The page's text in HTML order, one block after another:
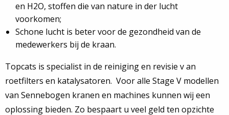
en H2O, stoffen die van nature in der lucht
voorkomen;
Schone lucht is beter voor de gezondheid van de
medewerkers bij de kraan.
Topcats is specialist in de reiniging en revisie v an
roetfilters en katalysatoren. Voor alle Stage V modellen
van Sennebogen kranen en machines kunnen wij een
oplossing bieden. Zo bespaart u veel geld ten opzichte